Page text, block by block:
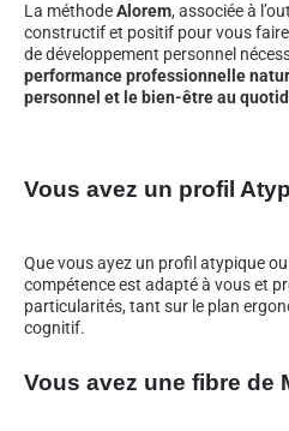
La méthodeAlorem, associée à
constructif et positif pour vous
de développement personnel
performance professionnelle
personnel et le bien-être au
Vous avez un profil
Que vous ayez un profil atypique
compétence est adapté à vous et
particularités, tant sur le plan
cognitif.
Vous avez une fibre de